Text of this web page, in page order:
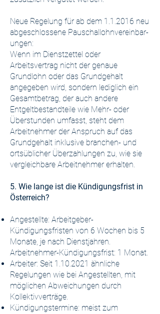
Neue Regelung für ab dem 1.1.2016 neu
abgeschlossene Pau­schal­lohn­ver­ein­bar­
ung­en:
Wenn im Dienstzettel oder
Arbeitsvertrag nicht der genaue
Grundlohn oder das Grundgehalt
angegeben wird, sondern lediglich ein
Gesamtbetrag, der auch andere
Entgeltbestandteile wie Mehr- oder
Überstunden umfasst, steht dem
Arbeitnehmer der Anspruch auf das
Grundgehalt inklusive branchen- und
ortsüblicher Überzahlungen zu, wie sie
vergleichbare Arbeitnehmer erhalten.
5. Wie lange ist die Kündigungsfrist in
Österreich?
Angestellte: Arbeitgeber-
Kündigungsfristen von 6 Wochen bis 5
Monate, je nach Dienstjahren.
Arbeitnehmer-Kündigungsfrist: 1 Monat.
Arbeiter: Seit 1.10.2021 ähnliche
Regelungen wie bei Angestellten, mit
möglichen Abweichungen durch
Kollektivverträge.
Kündigungstermine: meist zum